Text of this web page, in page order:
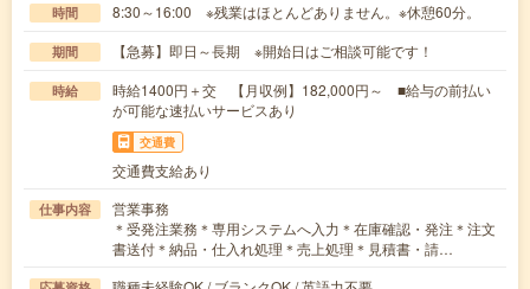
時間 8:30～16:00 ※残業はほとんどありません。※休憩60分。
期間 【急募】即日～長期 ※開始日はご相談可能です！
時給
時給1400円＋交 【月収例】182,000円～ ■給与の前払い
が可能な速払いサービスあり
交通費
交通費支給あり
仕事内容
営業事務
＊受発注業務＊専用システムへ入力＊在庫確認・発注＊注文
書送付＊納品・仕入れ処理＊売上処理＊見積書・請…